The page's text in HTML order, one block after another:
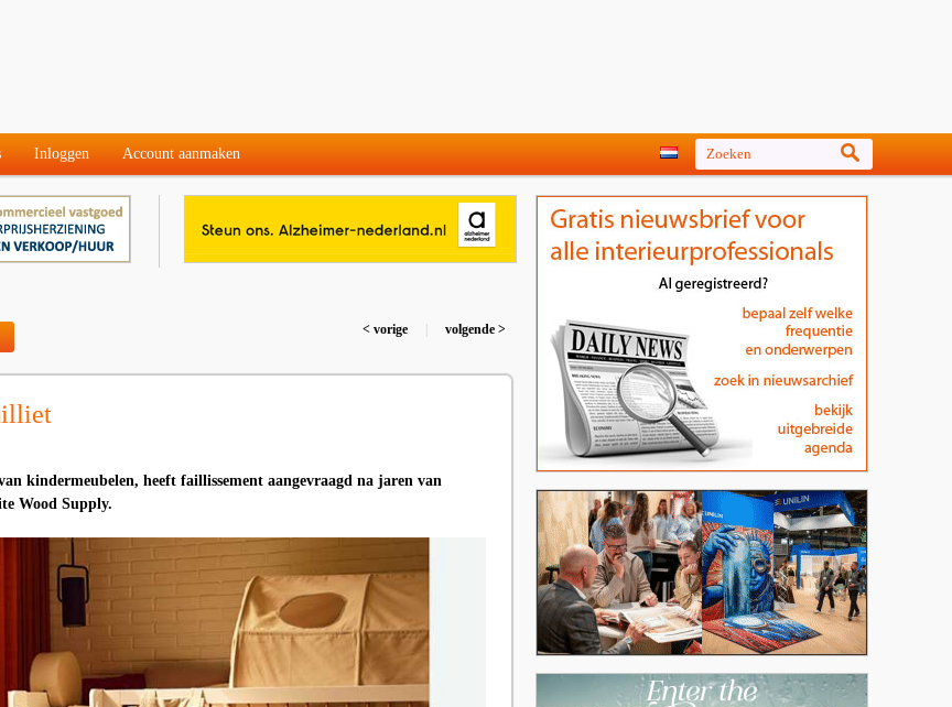
Inloggen Account aanmaken
< vorige volgende >
kindermeubelen, heeft faillissement aangevraagd na jaren van
Wood Supply.